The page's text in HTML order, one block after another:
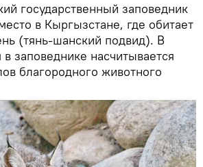
государственный заповедник
в Кыргызстане, где обитает
(тянь-шанский подвид). В
заповеднике насчитывается
благородного животного